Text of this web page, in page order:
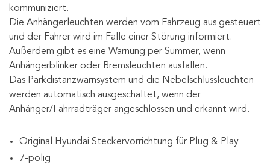
kommuniziert.
Die Anhängerleuchten werden vom Fahrzeug aus gesteuert
und der Fahrer wird im Falle einer Störung informiert.
Außerdem gibt es eine Warnung per Summer, wenn
Anhängerblinker oder Bremsleuchten ausfallen.
Das Parkdistanzwarnsystem und die Nebelschlussleuchten
werden automatisch ausgeschaltet, wenn der
Anhänger/Fahrradträger angeschlossen und erkannt wird.
Original Hyundai Steckervorrichtung für Plug & Play
7-polig